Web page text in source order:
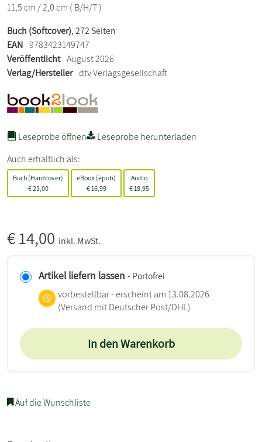
11,5 cm / 2,0 cm ( B/H/T )
Buch (Softcover), 272 Seiten
EAN 9783423149747
Veröffentlicht August 2026
Verlag/Hersteller dtv Verlagsgesellschaft
Leseprobe öffnen
Leseprobe herunterladen
Auch erhältlich als:
Buch (Hardcover)
€23,00
eBook (epub)
€16,99
Audio
€ 18,95
€14,00 inkl. MwSt.
Artikel liefern lassen - Portofrei
vorbestellbar - erscheint am 13.08.2026
(Versand mit Deutscher Post/DHL)
In den Warenkorb
Auf die Wunschliste